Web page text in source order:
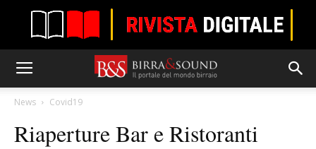
News Covid19
Riaperture Bar e Ristoranti